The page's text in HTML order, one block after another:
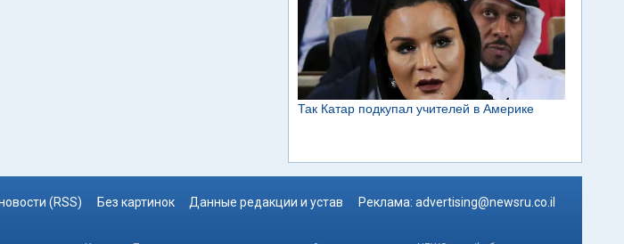
(RSS) Без картинок Данные редакции и устав Реклама: advertising@newsru.co.il